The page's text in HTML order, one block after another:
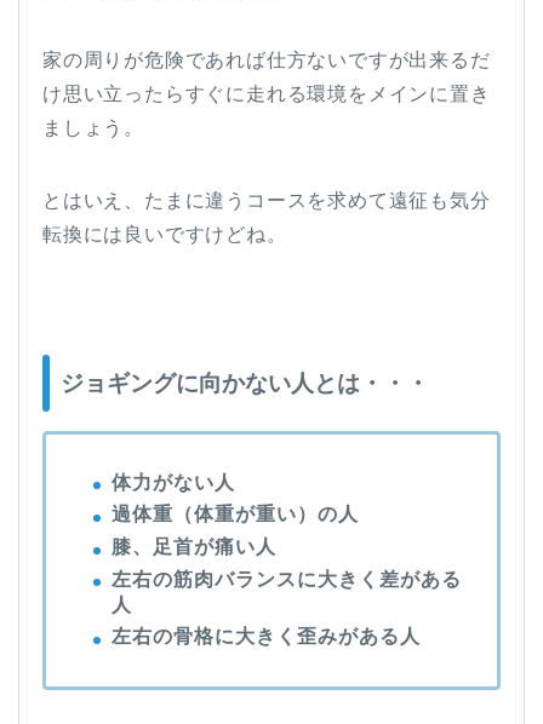
家の周りが危険であれば仕方ないですが出来るだ
け思い立ったらすぐに走れる環境をメインに置き
ましょう。
とはいえ、たまに違うコースを求めて遠征も気分
転換には良いですけどね。
ジョギングに向かない人とは・・・
体力がない人
過体重（体重が重い）の人
膝、足首が痛い人
左右の筋肉バランスに大きく差がある
人
左右の骨格に大きく歪みがある人